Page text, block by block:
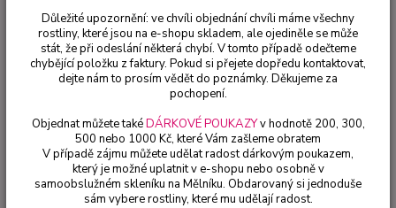
Fuchsie
Gruss Aus Dem Bodenthal Fuchsie - cena za kus v 3-
kusovém balení
Gruss Aus Dem Bodenthal
Fuchsie - cena za kus v 3-
kusovém balení
Důležité upozornění: ve chvíli objednání chvíli máme všechny
rostliny, které jsou na e-shopu skladem, ale ojediněle se může
stát, že při odeslání některá chybí. V tomto případě odečteme
chybějící položku z faktury. Pokud si přejete dopředu kontaktovat,
dejte nám to prosím vědět do poznámky. Děkujeme za
pochopení.
Objednat můžete takéDÁRKOVÉ POUKAZYv hodnotě 200, 300,
500 nebo 1000 Kč, které Vám zašleme obratem
V případě zájmu můžete udělat radost dárkovým poukazem,
který je možné uplatnit v e-shopu nebo osobně v
samoobslužném skleníku na Mělníku. Obdarovaný si jednoduše
sám vybere rostliny, které mu udělají radost.